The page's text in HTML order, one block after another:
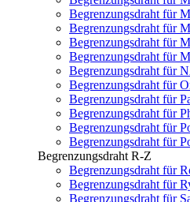
Begrenzungsdraht für
Begrenzungsdraht für
Begrenzungsdraht für
Begrenzungsdraht für
Begrenzungsdraht für
Begrenzungsdraht für
Begrenzungsdraht für
Begrenzungsdraht für
Begrenzungsdraht für
Begrenzungsdraht für
Begrenzungsdraht R-Z
Begrenzungsdraht für
Begrenzungsdraht für
Begrenzungsdraht für